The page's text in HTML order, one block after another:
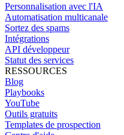
Personnalisation avec l'IA
Automatisation multicanale
Sortez des spams
Intégrations
API développeur
Statut des services
RESSOURCES
Blog
Playbooks
YouTube
Outils gratuits
Templates de prospection